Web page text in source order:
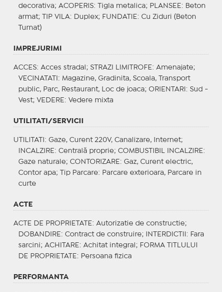
decorativa; ACOPERIS: Tigla metalica; PLANSEE : Beton
armat;
TIP VILA: Duplex; FUNDATIE : Cu Ziduri (Beton
Turnat)
IMPREJURIMI
ACCES: Acces stradal; STRAZI LIMITROFE : Amenajate;
VECINATATI : Magazine, Gradinita, Scoala, Transport
public, Parc, Restaurant, Loc de joaca; ORIENTARI : Sud -
Vest; VEDERE : Vedere mixta
UTILITATI/SERVICII
UTILITATI : Gaze, Curent 220V, Canalizare, Internet;
INCALZIRE : Centrală proprie; COMBUSTIBIL INCALZIRE :
Gaze naturale; CONTORIZARE : Gaz, Curent electric,
Contor apa;
Tip Parcare: Parcare exterioara, Parcare in
curte
ACTE
ACTE DE PROPRIETATE : Autorizatie de constructie;
DOBANDIRE : Contract de construire; INTERDICTII : Fara
sarcini; ACHITARE : Achitat integral; FORMA TITLULUI
DE PROPRIETATE : Persoana fizica
PERFORMANTA